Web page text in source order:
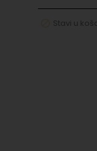
Stavi u